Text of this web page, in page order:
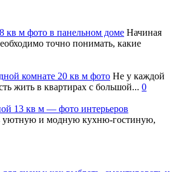
кв м фото в панельном доме Начиная
точно понимать, какие
комнате 20 кв м фото Не у каждой
жить в квартирах с большой... 0
13 кв м — фото интерьеров
уютную и модную кухню-гостиную,